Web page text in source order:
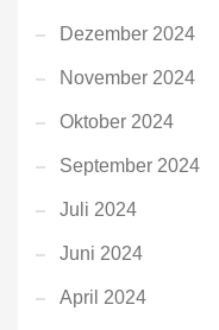
Dezember 2024
November 2024
Oktober 2024
September 2024
Juli 2024
Juni 2024
April 2024